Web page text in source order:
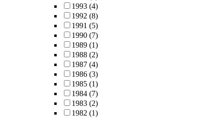
1993 (4)
1992 (8)
1991 (5)
1990 (7)
1989 (1)
1988 (2)
1987 (4)
1986 (3)
1985 (1)
1984 (7)
1983 (2)
1982 (1)